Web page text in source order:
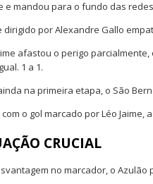
e mandou para o fundo das
dirigido por Alexandre Gallo
afastou o perigo
1 a 1.
na primeira etapa, o São
o gol marcado por Léo
CRUCIAL
no marcador, o